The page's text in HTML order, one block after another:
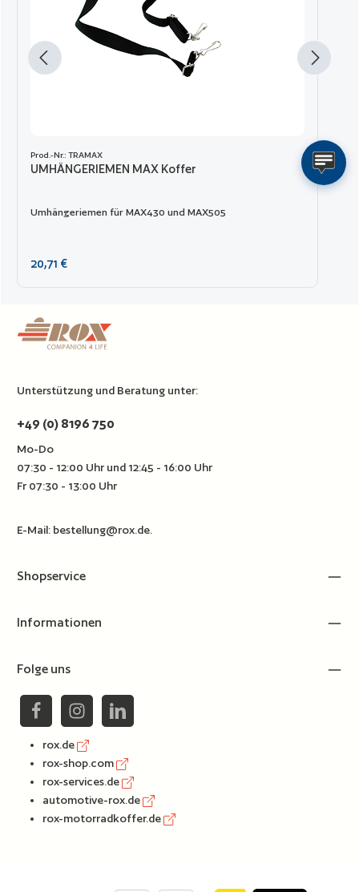
Prod.-Nr.: TRAMAX
UMHÄNGERIEMEN MAX Koffer
Umhängeriemen für MAX430 und MAX505
Regulärer Preis:
20,71 €
Unterstützung und Beratung unter:
+49 (0) 8196 750
Mo-Do
07:30 - 12:00 Uhr und 12:45 - 16:00 Uhr
Fr 07:30 - 13:00 Uhr
E-Mail: bestellung@rox.de.
Shopservice
Informationen
Folge uns
rox.de
rox-shop.com
rox-services.de
automotive-rox.de
rox-motorradkoffer.de